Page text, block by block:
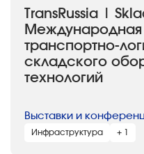
TransRussia |
Международная
транспортно-
складского
технологий
Выставки и
Инфраструктура + 1